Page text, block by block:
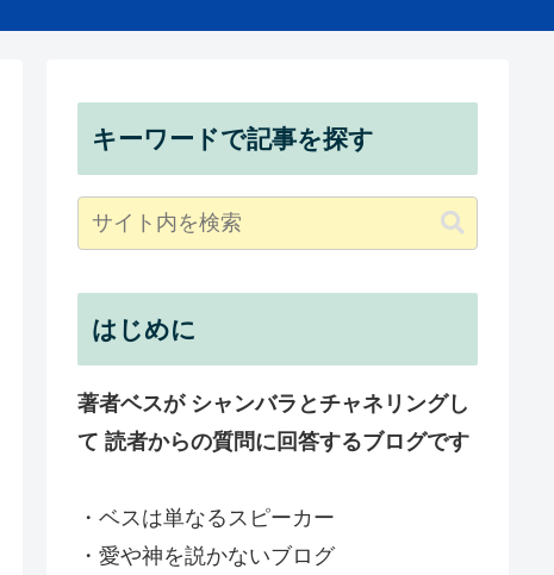
キーワードで記事を探す
はじめに
著者ベスが シャンバラとチャネリングし
て 読者からの質問に回答するブログです
・ベスは単なるスピーカー
・愛や神を説かないブログ